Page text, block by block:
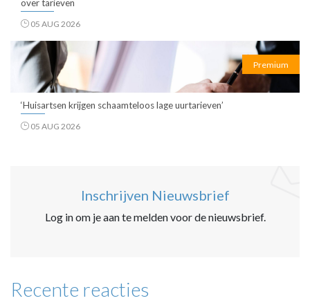
over tarieven
05 AUG 2026
Premium
‘Huisartsen krijgen schaamteloos lage uurtarieven’
05 AUG 2026
Inschrijven Nieuwsbrief
Log in om je aan te melden voor de nieuwsbrief.
Recente reacties